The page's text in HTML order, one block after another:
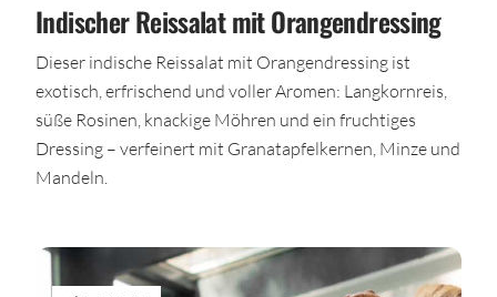
Indischer Reissalat mit Orangendressing
Dieser indische Reissalat mit Orangendressing ist
exotisch, erfrischend und voller Aromen: Langkornreis,
süße Rosinen, knackige Möhren und ein fruchtiges
Dressing – verfeinert mit Granatapfelkernen, Minze und
Mandeln.